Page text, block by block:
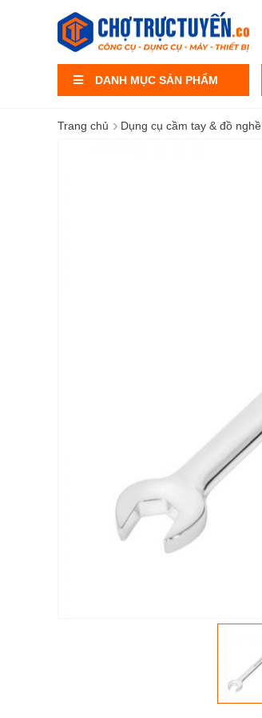
DANH MỤC SẢN PHẨM
Trang chủ › Dụng cụ cầm tay & đồ nghề